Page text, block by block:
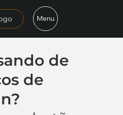
Menu
de
de